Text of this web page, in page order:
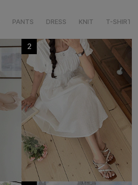
PANTS DRESS KNIT T-SHIRT